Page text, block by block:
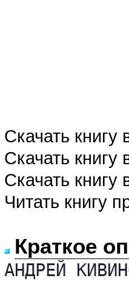
Скачать книгу
Скачать книгу
Скачать книгу
Читать книгу
Краткое
АНДРЕЙ